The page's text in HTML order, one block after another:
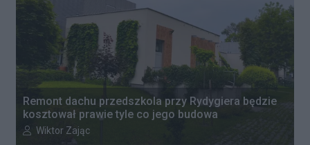
Remont dachu przedszkola przy Rydygiera będzie
kosztował prawie tyle co jego budowa
Autor artykułu:
Wiktor Zając